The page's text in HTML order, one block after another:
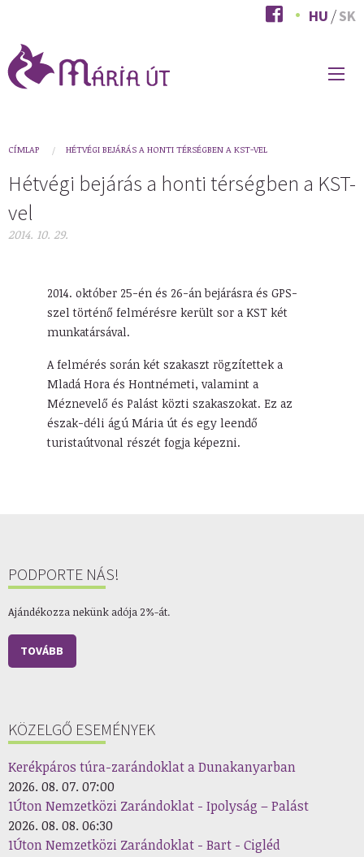
tartalomra
HU SK
You
are
here
CÍMLAP HÉTVÉGI BEJÁRÁS A HONTI TÉRSÉGBEN A KST-VEL
Hétvégi bejárás a honti térségben a KST-
vel
2014. 10. 29.
2014. október 25-én és 26-án bejárásra és GPS-
szel történő felmérésre került sor a KST két
munkatársával.
A felmérés során két szakaszt rögzítettek a
Mladá Hora és Hontnémeti, valamint a
Méznevelő és Palást közti szakaszokat. Ez az
észak-déli ágú Mária út és egy leendő
turistaútvonal részét fogja képezni.
PODPORTE NÁS!
Ajándékozza nekünk adója 2%-át.
TOVÁBB
KÖZELGŐ ESEMÉNYEK
Kerékpáros túra-zarándoklat a Dunakanyarban
2026. 08. 07. 07:00
1Úton Nemzetközi Zarándoklat - Ipolyság – Palást
2026. 08. 08. 06:30
1Úton Nemzetközi Zarándoklat - Bart - Cigléd